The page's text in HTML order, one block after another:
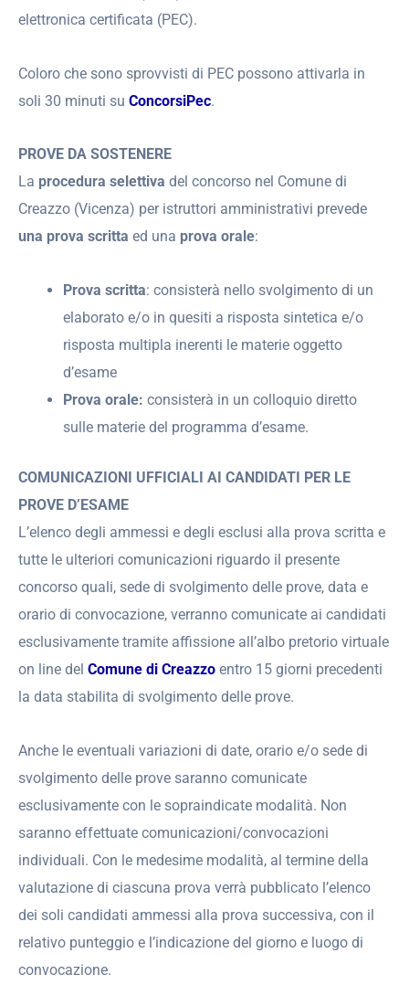
elettronica certificata (PEC).
Coloro che sono sprovvisti di PEC possono attivarla in
soli 30 minuti su ConcorsiPec.
PROVE DA SOSTENERE
La procedura selettiva del concorso nel Comune di
Creazzo (Vicenza) per istruttori amministrativi prevede
una prova scritta ed una prova orale:
Prova scritta: consisterà nello svolgimento di un
elaborato e/o in quesiti a risposta sintetica e/o
risposta multipla inerenti le materie oggetto
d’esame
Prova orale:consisterà in un colloquio diretto
sulle materie del programma d’esame.
COMUNICAZIONI UFFICIALI AI CANDIDATI PER LE
PROVE D’ESAME
L’elenco degli ammessi e degli esclusi alla prova scritta e
tutte le ulteriori comunicazioni riguardo il presente
concorso quali, sede di svolgimento delle prove, data e
orario di convocazione, verranno comunicate ai candidati
esclusivamente tramite affissione all’albo pretorio virtuale
on line del Comune di Creazzo entro 15 giorni precedenti
la data stabilita di svolgimento delle prove.
Anche le eventuali variazioni di date, orario e/o sede di
svolgimento delle prove saranno comunicate
esclusivamente con le sopraindicate modalità. Non
saranno effettuate comunicazioni/convocazioni
individuali. Con le medesime modalità, al termine della
valutazione di ciascuna prova verrà pubblicato l’elenco
dei soli candidati ammessi alla prova successiva, con il
relativo punteggio e l’indicazione del giorno e luogo di
convocazione.